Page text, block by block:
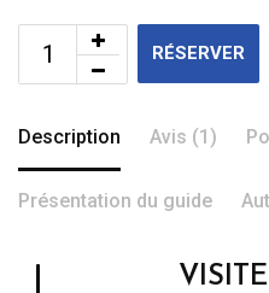
RÉSERVER
Description Avis (1)
Présentation du guide